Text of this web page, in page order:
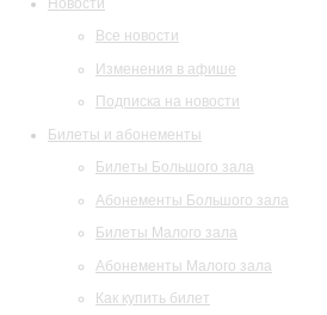
Все новости
Изменения в афише
Подписка на новости
Билеты и абонементы
Билеты Большого зала
Абонементы Большого зала
Билеты Малого зала
Абонементы Малого зала
Как купить билет